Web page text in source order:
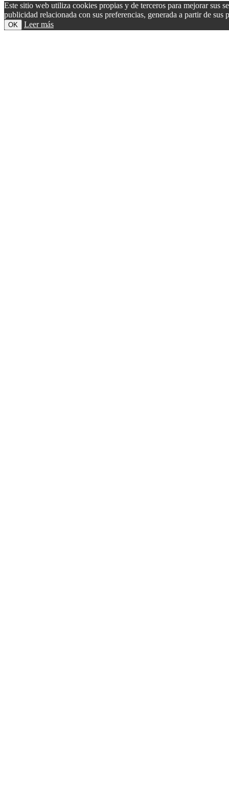
Este sitio web utiliza cookies propias y de terceros para mejorar sus
publicidad relacionada con sus preferencias, generada a partir de
OK Leer más